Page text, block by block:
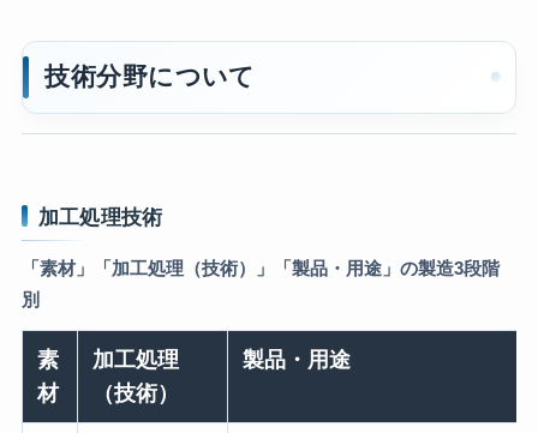
技術分野について
加工処理技術
「素材」「加工処理（技術）」「製品・用途」の製造3段階
別
素
材
加工処理
（技術）
製品・用途